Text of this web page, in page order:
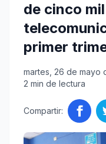
de cinco
primer
martes, 26 de mayo
2 min de lectura
Compartir: